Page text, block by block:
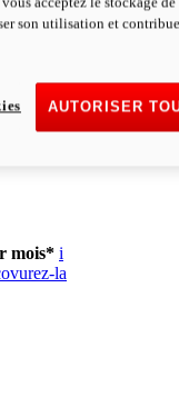
i
la
mois* i
mois* i
la
son utilisation et
AUTORISER